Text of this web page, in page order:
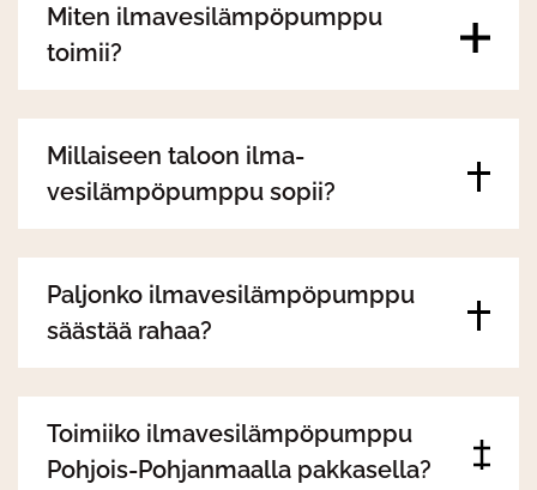
Miten ilmavesilämpöpumppu
toimii?
Millaiseen taloon ilma-
vesilämpöpumppu sopii?
Paljonko ilmavesilämpöpumppu
säästää rahaa?
Toimiiko ilmavesilämpöpumppu
Pohjois-Pohjanmaalla pakkasella?